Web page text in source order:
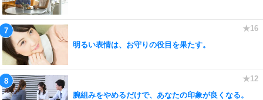
明るい表情は、お守りの役目を果たす。
腕組みをやめるだけで、あなたの印象が良くなる。